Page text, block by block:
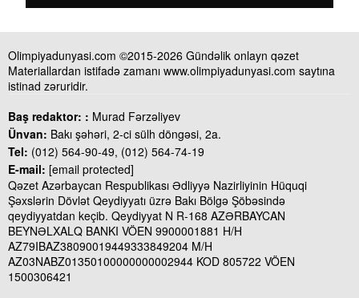
Olimpiyadunyasi.com ©2015-2026 Gündəlik onlayn qəzet
Materiallardan istifadə zamanı www.olimpiyadunyasi.com saytına
istinad zəruridir.
Baş redaktor: : Murad Fərzəliyev
Ünvan: Bakı şəhəri, 2-ci sülh döngəsi, 2a.
Tel: (012) 564-90-49, (012) 564-74-19
E-mail: [email protected]
Qəzet Azərbaycan Respublikası Ədliyyə Nazirliyinin Hüquqi
Şəxslərin Dövlət Qeydiyyatı üzrə Bakı Bölgə Şöbəsində
qeydiyyatdan keçib. Qeydiyyat N R-168 AZƏRBAYCAN
BEYNƏLXALQ BANKI VÖEN 9900001881 H/H
AZ79IBAZ38090019449333849204 M/H
AZ03NABZ01350100000000002944 KOD 805722 VÖEN
1500306421